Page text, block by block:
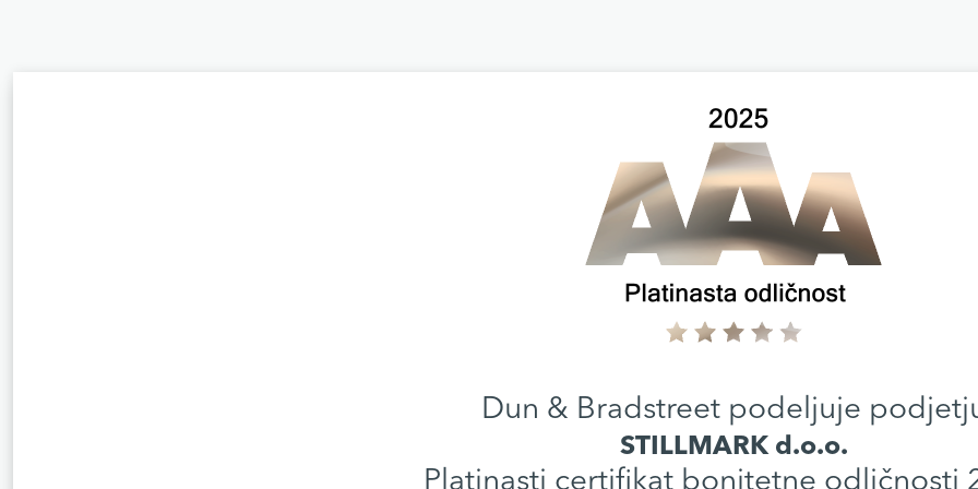
Dun & Bradstreet podeljuje
STILLMARK d.o.o.
Platinasti certifikat bonitetne odličnosti